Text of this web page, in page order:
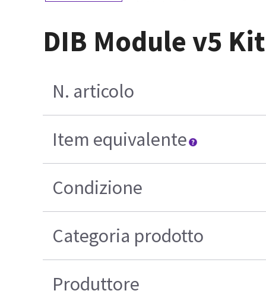
DIB Module v5 Kit
N. articolo
Item equivalente
Condizione
Categoria prodotto
Produttore